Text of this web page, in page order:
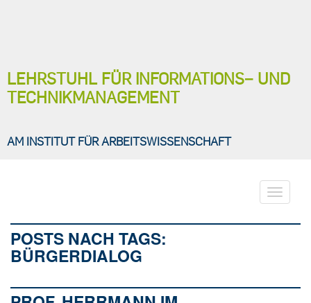
LEHRSTUHL FÜR INFORMATIONS− UND
TECHNIKMANAGEMENT
AM INSTITUT FÜR ARBEITSWISSENSCHAFT
Toggle
POSTS NACH TAGS:
BÜRGERDIALOG